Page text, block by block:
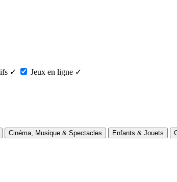
✓ Jeux en ligne ✓
Cinéma, Musique & Spectacles Enfants & Jouets